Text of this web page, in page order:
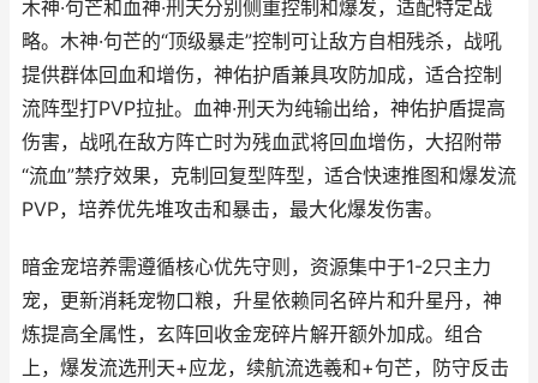
木神·句芒和血神·刑天分别侧重控制和爆发，适配特定战
略。木神·句芒的“顶级暴走”控制可让敌方自相残杀，战吼
提供群体回血和增伤，神佑护盾兼具攻防加成，适合控制
流阵型打PVP拉扯。血神·刑天为纯输出给，神佑护盾提高
伤害，战吼在敌方阵亡时为残血武将回血增伤，大招附带
“流血”禁疗效果，克制回复型阵型，适合快速推图和爆发流
PVP，培养优先堆攻击和暴击，最大化爆发伤害。
暗金宠培养需遵循核心优先守则，资源集中于1-2只主力
宠，更新消耗宠物口粮，升星依赖同名碎片和升星丹，神
炼提高全属性，玄阵回收金宠碎片解开额外加成。组合
上，爆发流选刑天+应龙，续航流选羲和+句芒，防守反击